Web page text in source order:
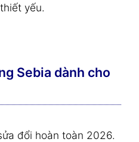
yếu.
Sebia dành cho
đổi hoàn toàn 2026.